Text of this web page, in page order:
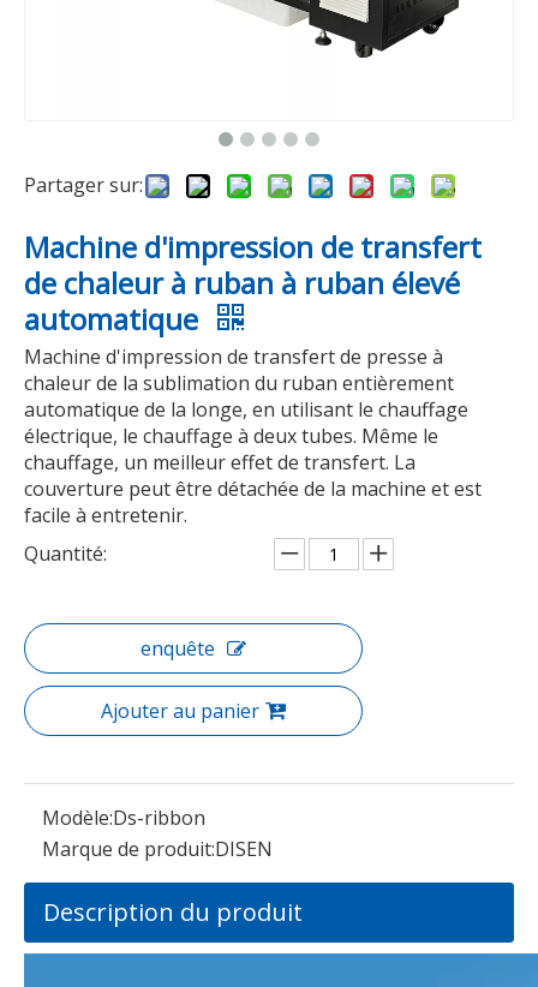
Partager sur:
Machine d'impression de transfert
de chaleur à ruban à ruban élevé
automatique
Machine d'impression de transfert de presse à
chaleur de la sublimation du ruban entièrement
automatique de la longe, en utilisant le chauffage
électrique, le chauffage à deux tubes. Même le
chauffage, un meilleur effet de transfert. La
couverture peut être détachée de la machine et est
facile à entretenir.
Quantité:
enquête
Ajouter au panier
Modèle:Ds-ribbon
Marque de produit:DISEN
Description du produit